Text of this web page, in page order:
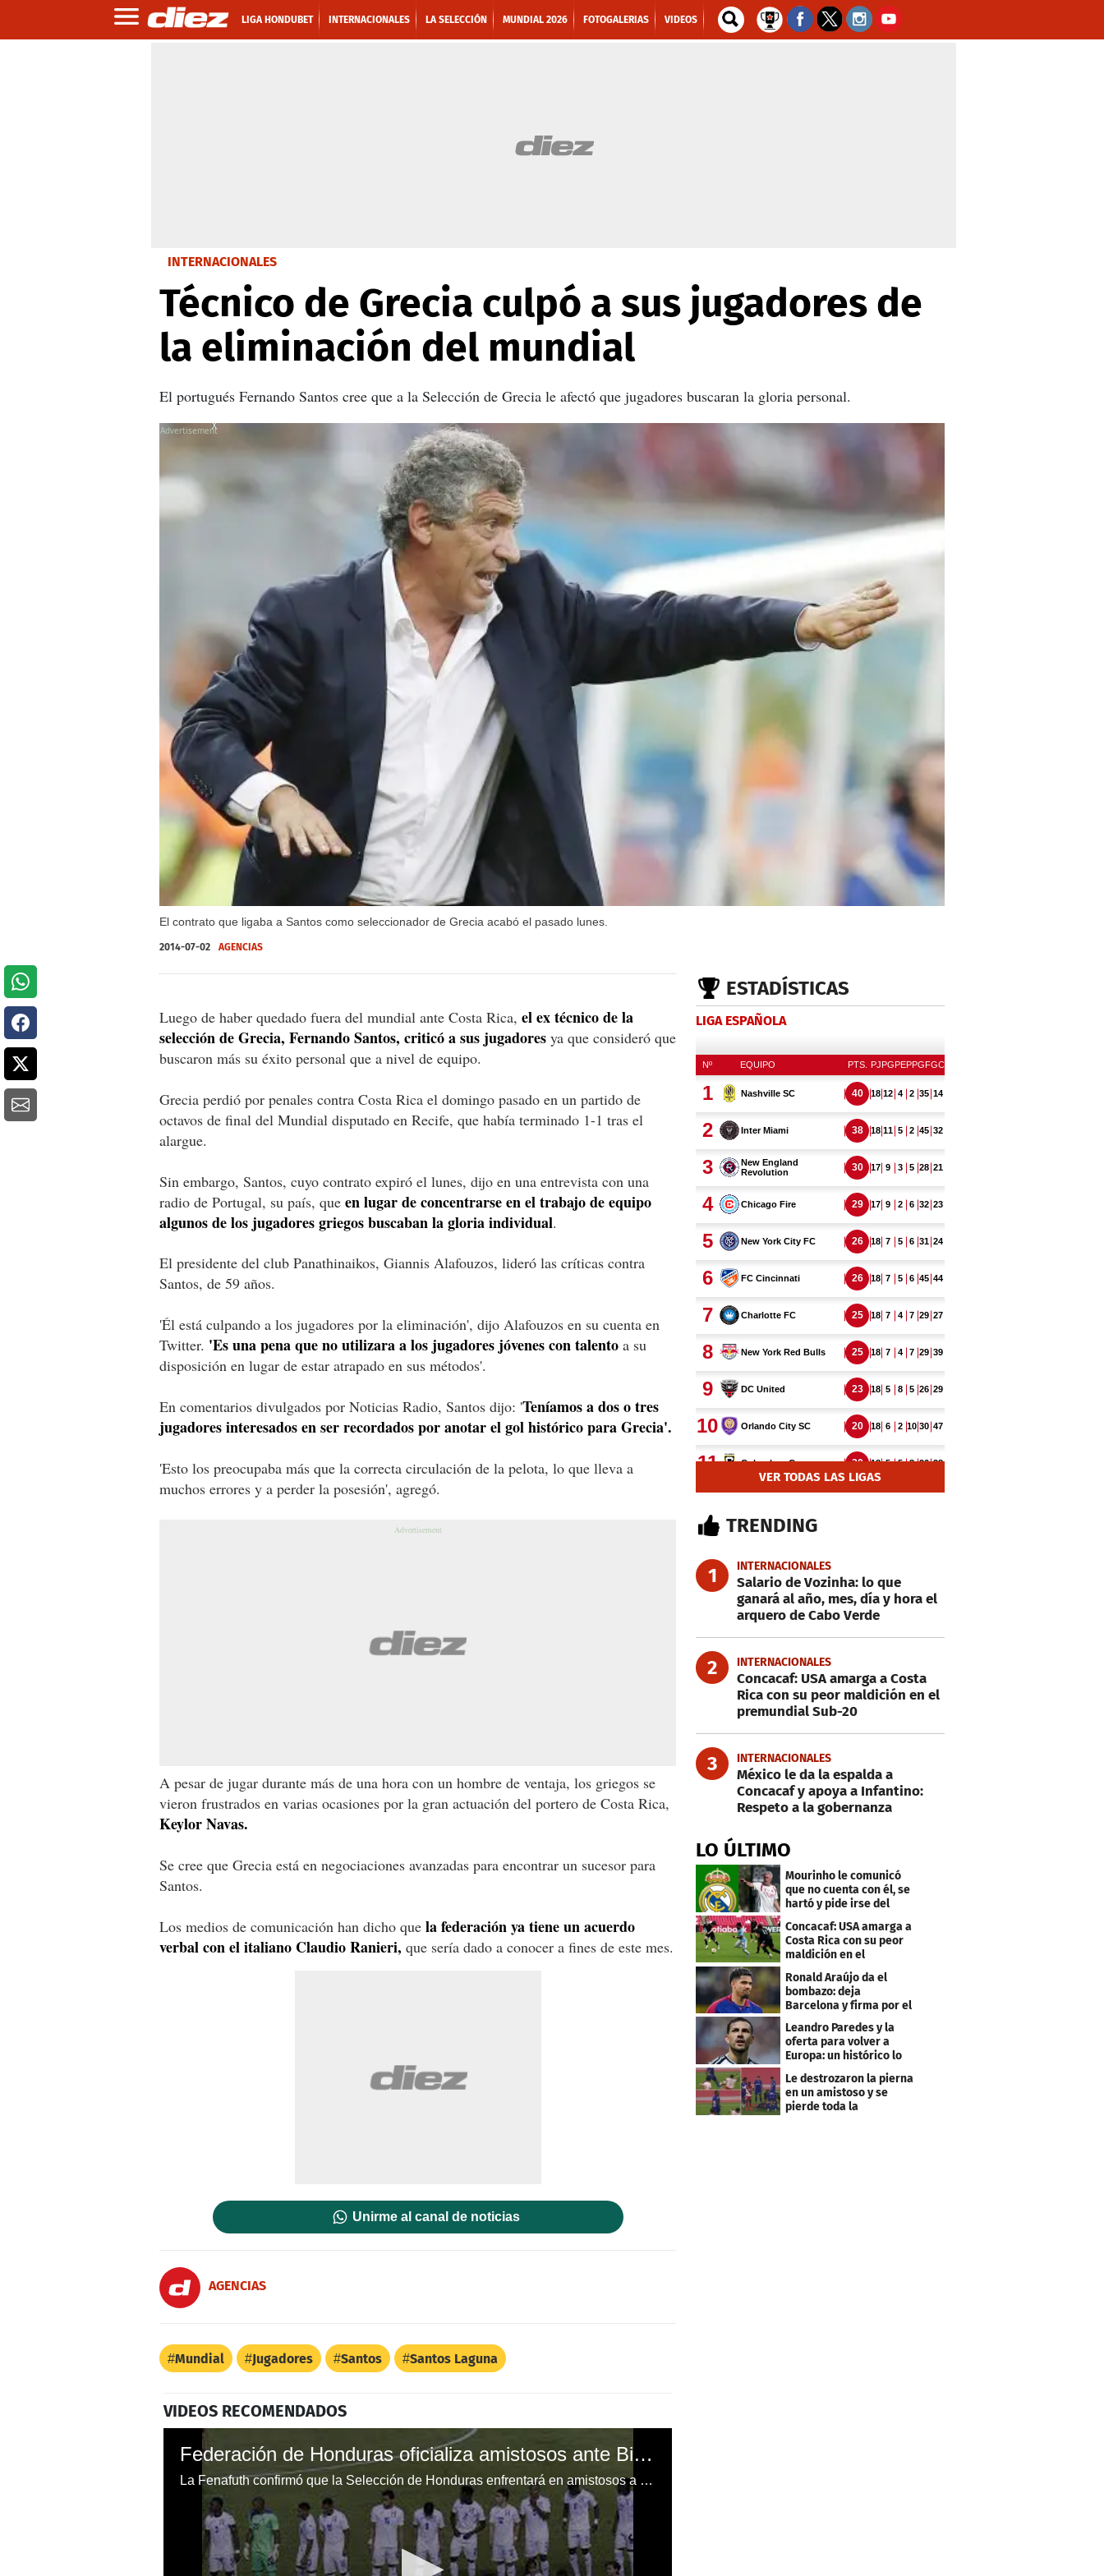
LIGA HONDUBET INTERNACIONALES LA SELECCIÓN MUNDIAL 2026 FOTOGALERIAS VIDEOS
INTERNACIONALES
Técnico de Grecia culpó a sus jugadores de
la eliminación del mundial
El portugués Fernando Santos cree que a la Selección de Grecia le afectó que jugadores buscaran la gloria personal.
El contrato que ligaba a Santos como seleccionador de Grecia acabó el pasado lunes.
X
2014-07-02 AGENCIAS
Luego de haber quedado fuera del mundial ante Costa Rica, el ex técnico de la
selección de Grecia, Fernando Santos, criticó a sus jugadores ya que consideró que
buscaron más su éxito personal que a nivel de equipo.
Grecia perdió por penales contra Costa Rica el domingo pasado en un partido de
octavos de final del Mundial disputado en Recife, que había terminado 1-1 tras el
alargue.
Sin embargo, Santos, cuyo contrato expiró el lunes, dijo en una entrevista con una
radio de Portugal, su país, que en lugar de concentrarse en el trabajo de equipo
algunos de los jugadores griegos buscaban la gloria individual.
El presidente del club Panathinaikos, Giannis Alafouzos, lideró las críticas contra
Santos, de 59 años.
'Él está culpando a los jugadores por la eliminación', dijo Alafouzos en su cuenta en
Twitter. 'Es una pena que no utilizara a los jugadores jóvenes con talento a su
disposición en lugar de estar atrapado en sus métodos'.
En comentarios divulgados por Noticias Radio, Santos dijo: 'Teníamos a dos o tres
jugadores interesados en ser recordados por anotar el gol histórico para Grecia'.
'Esto los preocupaba más que la correcta circulación de la pelota, lo que lleva a
muchos errores y a perder la posesión', agregó.
A pesar de jugar durante más de una hora con un hombre de ventaja, los griegos se
vieron frustrados en varias ocasiones por la gran actuación del portero de Costa Rica,
Keylor Navas.
Se cree que Grecia está en negociaciones avanzadas para encontrar un sucesor para
Santos.
Los medios de comunicación han dicho que la federación ya tiene un acuerdo
verbal con el italiano Claudio Ranieri, que sería dado a conocer a fines de este mes.
Unirme al canal de noticias
AGENCIAS
Mundial Jugadores Santos Santos Laguna
VIDEOS RECOMENDADOS
Federación de Honduras oficializa amistosos ante Bielorrusia y Grecia en marzo en Europa
La Fenafuth confirmó que la Selección de Honduras enfrentará en amistosos a Bielorrusia y Grecia el 24 y 28 de marzo en Europa.
ESTADÍSTICAS
LIGA ESPAÑOLA
VER TODAS LAS LIGAS
TRENDING
1 INTERNACIONALES
Salario de Vozinha: lo que
ganará al año, mes, día y hora el
arquero de Cabo Verde
2 INTERNACIONALES
Concacaf: USA amarga a Costa
Rica con su peor maldición en el
premundial Sub-20
3 INTERNACIONALES
México le da la espalda a
Concacaf y apoya a Infantino:
Respeto a la gobernanza
LO ÚLTIMO
Mourinho le comunicó
que no cuenta con él, se
hartó y pide irse del
Concacaf: USA amarga a
Costa Rica con su peor
maldición en el
premundial Sub-20
Ronald Araújo da el
bombazo: deja
Barcelona y firma por el
club menos pensado
Leandro Paredes y la
oferta para volver a
Europa: un histórico lo
Le destrozaron la pierna
en un amistoso y se
pierde toda la